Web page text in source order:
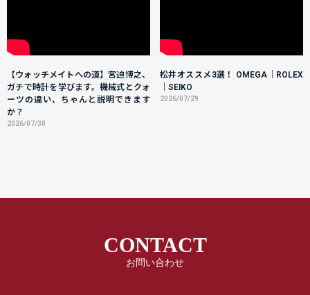
【ウォッチメイトへの道】宮迫博之、
ガチで時計を学びます。機械式とクォ
ーツの違い、ちゃんと説明できます
か？
2026/07/30
松井オススメ3選！ OMEGA｜ROLEX
｜SEIKO
2026/07/29
CONTACT
お問い合わせ